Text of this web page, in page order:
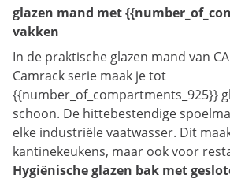
glazen mand met
vakken
In de praktische glazen mand van
Camrack serie maak je tot
{{number_of_compartments_925}}
schoon. De hittebestendige
elke industriële vaatwasser. Dit
kantinekeukens, maar ook voor
Hygiënische glazen bak met